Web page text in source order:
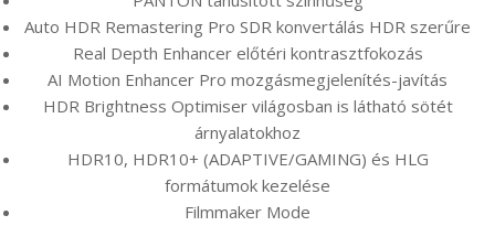
Auto HDR Remastering Pro SDR konvertálás HDR szerűre
Real Depth Enhancer előtéri kontrasztfokozás
AI Motion Enhancer Pro mozgásmegjelenítés-javítás
HDR Brightness Optimiser világosban is látható sötét
árnyalatokhoz
HDR10, HDR10+ (ADAPTIVE/GAMING) és HLG
formátumok kezelése
Filmmaker Mode